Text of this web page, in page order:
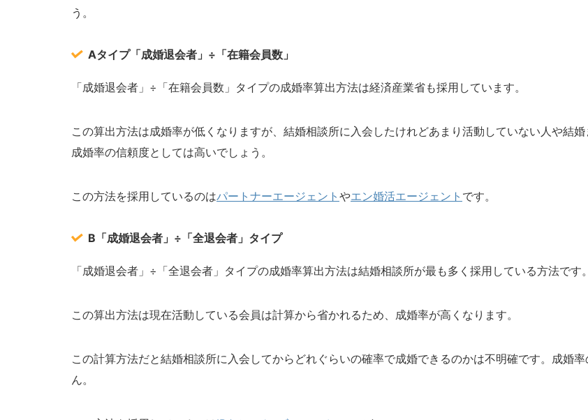
う。
Aタイプ「成婚退会者」÷「在籍会員数」
「成婚退会者」÷「在籍会員数」タイプの成婚率算出方法は経済産業省も採用しています。
この算出方法は成婚率が低くなりますが、結婚相談所に入会したけれどあまり活動していない人や結
成婚率の信頼度としては高いでしょう。
この方法を採用しているのはパートナーエージェント やエン婚活エージェント です。
B 「成婚退会者」÷「全退会者」 タイプ
「成婚退会者」÷「全退会者」タイプの成婚率算出方法は結婚相談所が最も多く採用している方法です。
この算出方法は現在活動している会員は計算から省かれるため、成婚率が高くなります。
この計算方法だと結婚相談所に入会してからどれぐらいの確率で成婚できるのかは不明確です。成婚
ん。